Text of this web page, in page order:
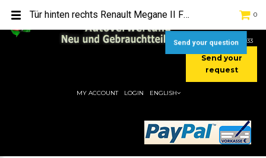
[+49] (0) 2232-5205
MOBIL:
[+49] (0) 177 / 4080033
Send your
request
0
MY ACCOUNT LOGIN ENGLISH
Tür hinten rechts Renault Megane II Farbcode TEB76 Farbe Flammenrot Rot
Send your question